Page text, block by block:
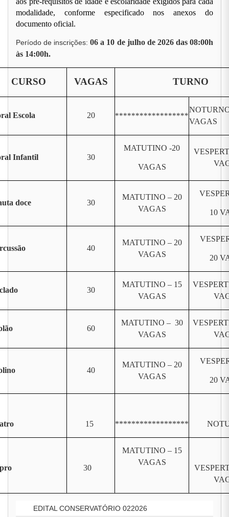
modalidade, conforme especificado nos anexos do
documento oficial.
Período de inscrições:06 a 10 de julho de 2026 das 08:00h
às 14:00h.
CURSO VAGAS TURNO
Escola 20 ******************
VAGAS
Infantil 30
MATUTINO -20
VAGAS
doce 30
MATUTINO – 20
VAGAS
10
40
MATUTINO – 20
VAGAS
20
30
MATUTINO – 15
VAGAS
60
MATUTINO – 30
VAGAS
40
MATUTINO – 20
VAGAS
20
15 ******************
30
MATUTINO – 15
VAGAS
EDITAL CONSERVATÓRIO 022026